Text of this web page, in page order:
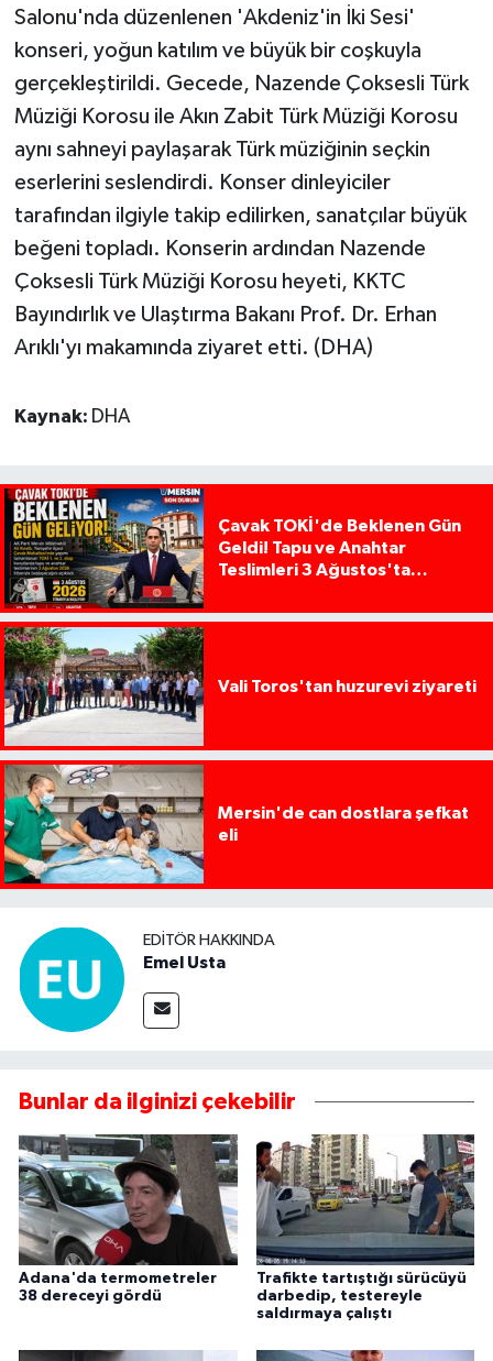
Salonu'nda düzenlenen 'Akdeniz'in İki Sesi'
konseri, yoğun katılım ve büyük bir coşkuyla
gerçekleştirildi. Gecede, Nazende Çoksesli Türk
Müziği Korosu ile Akın Zabit Türk Müziği Korosu
aynı sahneyi paylaşarak Türk müziğinin seçkin
eserlerini seslendirdi. Konser dinleyiciler
tarafından ilgiyle takip edilirken, sanatçılar büyük
beğeni topladı. Konserin ardından Nazende
Çoksesli Türk Müziği Korosu heyeti, KKTC
Bayındırlık ve Ulaştırma Bakanı Prof. Dr. Erhan
Arıklı'yı makamında ziyaret etti. (DHA)
Kaynak: DHA
Çavak TOKİ'de Beklenen Gün
Geldi! Tapu ve Anahtar
Teslimleri 3 Ağustos'ta
Vali Toros'tan huzurevi ziyareti
Mersin'de can dostlara şefkat
eli
EDITÖR HAKKINDA
Emel Usta
Bunlar da ilginizi çekebilir
Adana'da termometreler
38 dereceyi gördü
Trafikte tartıştığı sürücüyü
darbedip, testereyle
saldırmaya çalıştı